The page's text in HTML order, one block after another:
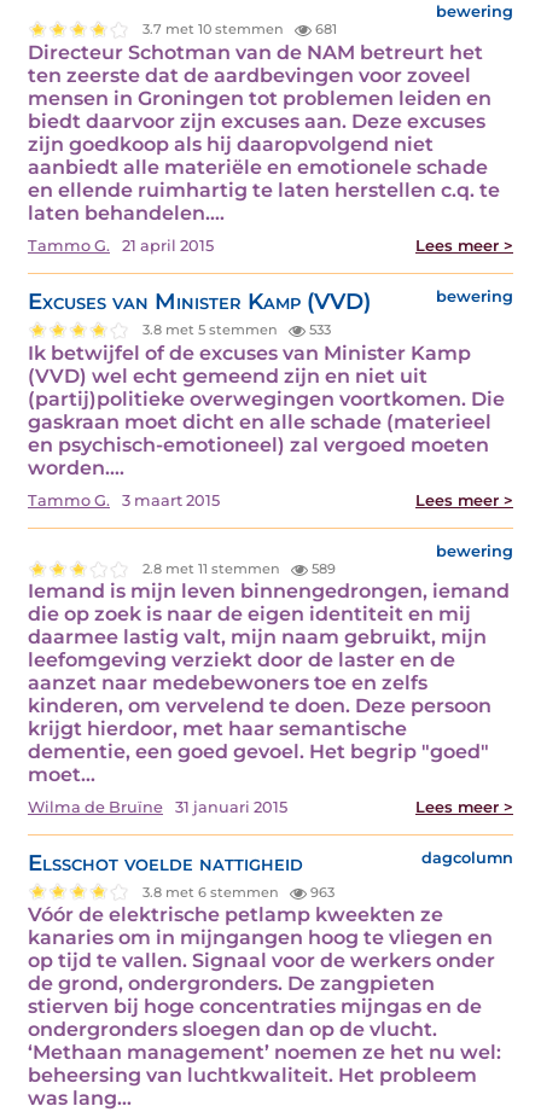
bewering
3.7 met 10 stemmen 681
Directeur Schotman van de NAM betreurt het
ten zeerste dat de aardbevingen voor zoveel
mensen in Groningen tot problemen leiden en
biedt daarvoor zijn excuses aan. Deze excuses
zijn goedkoop als hij daaropvolgend niet
aanbiedt alle materiële en emotionele schade
en ellende ruimhartig te laten herstellen c.q. te
laten behandelen.…
Tammo G. 21 april 2015 Lees meer >
Excuses van Minister Kamp (VVD) bewering
3.8 met 5 stemmen 533
Ik betwijfel of de excuses van Minister Kamp
(VVD) wel echt gemeend zijn en niet uit
(partij)politieke overwegingen voortkomen. Die
gaskraan moet dicht en alle schade (materieel
en psychisch-emotioneel) zal vergoed moeten
worden.…
Tammo G. 3 maart 2015 Lees meer >
bewering
2.8 met 11 stemmen 589
Iemand is mijn leven binnengedrongen, iemand
die op zoek is naar de eigen identiteit en mij
daarmee lastig valt, mijn naam gebruikt, mijn
leefomgeving verziekt door de laster en de
aanzet naar medebewoners toe en zelfs
kinderen, om vervelend te doen. Deze persoon
krijgt hierdoor, met haar semantische
dementie, een goed gevoel. Het begrip "goed"
moet…
Wilma de Bruïne 31 januari 2015 Lees meer >
Elsschot voelde nattigheid dagcolumn
3.8 met 6 stemmen 963
Vóór de elektrische petlamp kweekten ze
kanaries om in mijngangen hoog te vliegen en
op tijd te vallen. Signaal voor de werkers onder
de grond, ondergronders. De zangpieten
stierven bij hoge concentraties mijngas en de
ondergronders sloegen dan op de vlucht.
‘Methaan management’ noemen ze het nu wel:
beheersing van luchtkwaliteit. Het probleem
was lang…